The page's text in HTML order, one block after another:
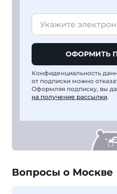
ОФОРМИТЬ
Конфиденциальность
от подписки можно
Оформляя подписку, вы
на получение рассылки.
Вопросы о Москве